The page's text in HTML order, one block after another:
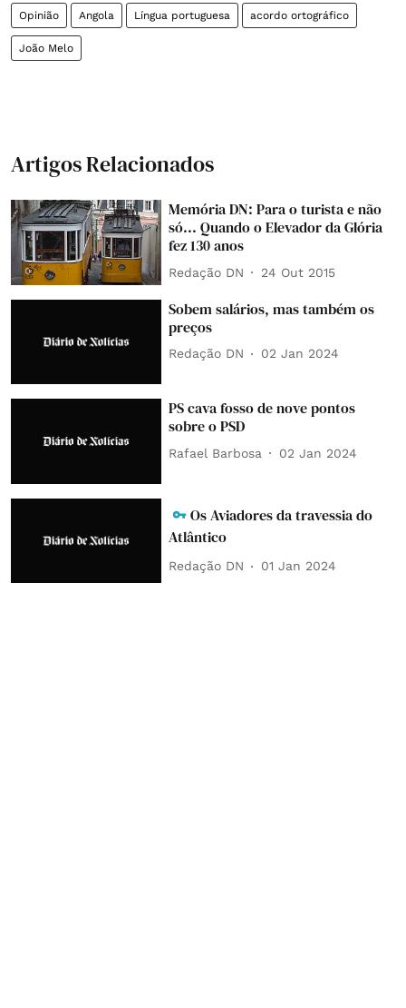
Opinião Angola Língua portuguesa acordo ortográfico
João Melo
Artigos Relacionados
Memória DN: Para o turista e não
só... Quando o Elevador da Glória
fez 130 anos
Redação DN 24 Out 2015
Sobem salários, mas também os
preços
Redação DN 02 Jan 2024
PS cava fosso de nove pontos
sobre o PSD
Rafael Barbosa 02 Jan 2024
Os Aviadores da travessia do
Atlântico
Redação DN 01 Jan 2024